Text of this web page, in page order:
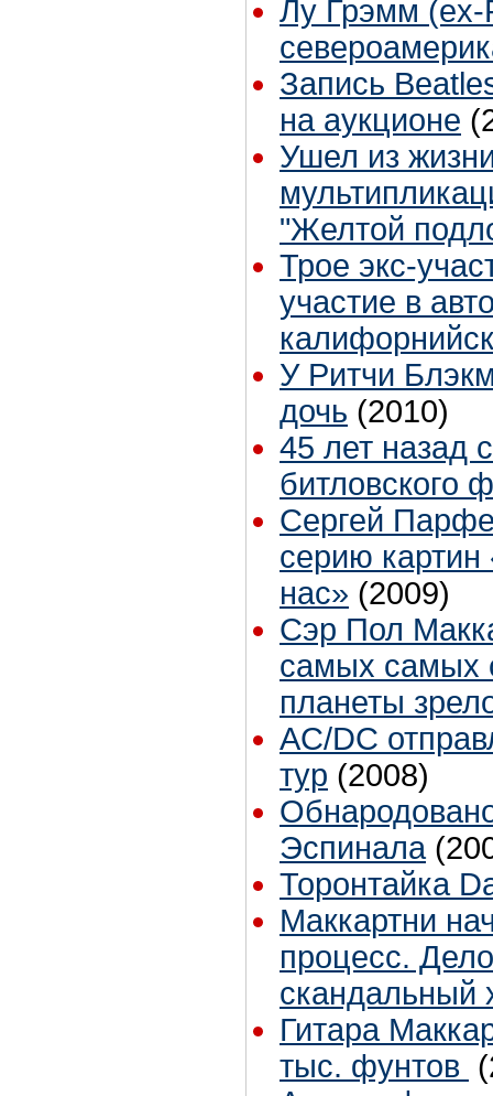
Лу Грэмм (ex-
Запись
на аукционе
Ушел из
"Желтой
Трое экс-
участие в
У Ритчи
дочь (2010)
45 лет назад
битловского
Сергей
серию картин
нас» (2009)
Сэр Пол
самых самых
планеты
AC/DC
тур (2008)
Эспинала
Торонтайка
Маккартни
процесс.
скандальный
Гитара
тыс. фунтов